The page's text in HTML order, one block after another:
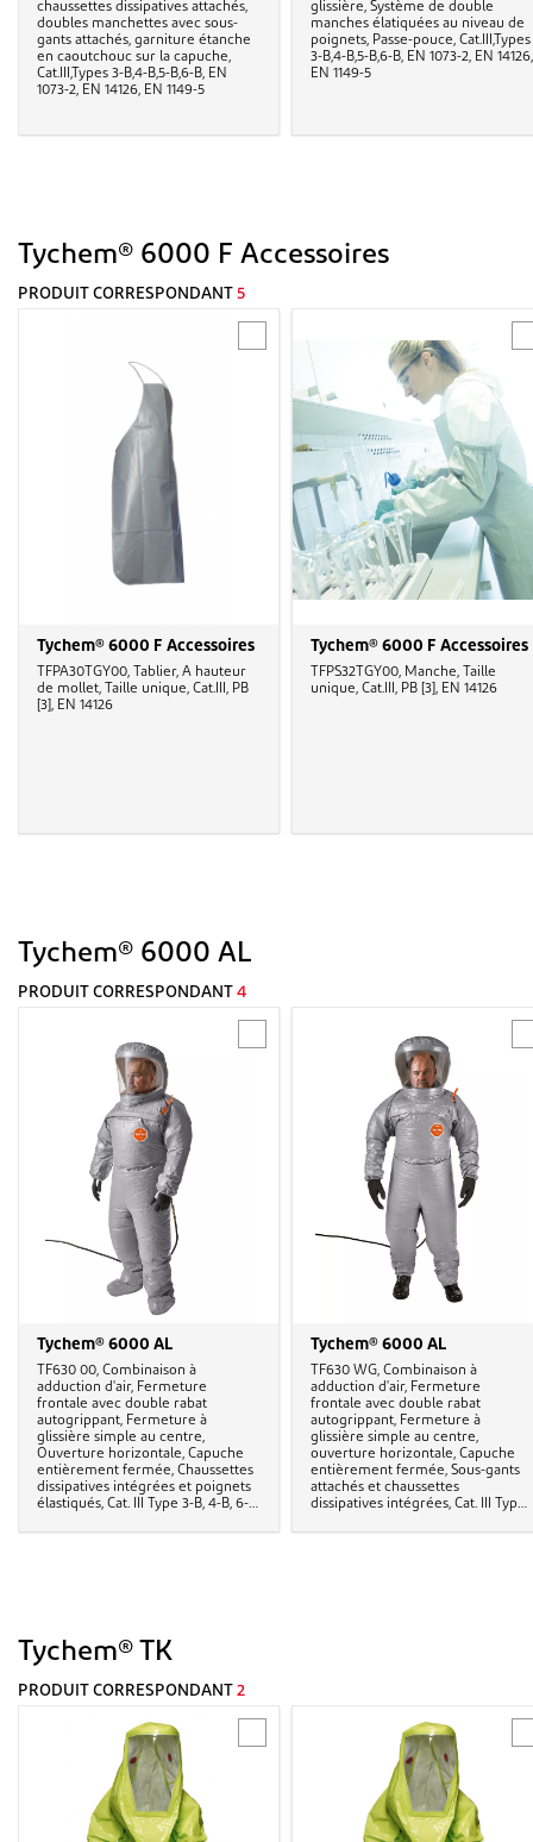
chaussettes dissipatives attachés,
doubles manchettes avec sous-
gants attachés, garniture étanche
en caoutchouc sur la capuche,
Cat.III,Types 3-B,4-B,5-B,6-B, EN
1073-2, EN 14126, EN 1149-5
glissière, Système de double
manches élatiquées au niveau de
poignets, Passe-pouce, Cat.III,Types
3-B,4-B,5-B,6-B, EN 1073-2, EN 14126,
EN 1149-5
Tychem® 6000 F Accessoires
PRODUIT CORRESPONDANT 5
Tychem® 6000 F Accessoires
TFPA30TGY00, Tablier, A hauteur
de mollet, Taille unique, Cat.III, PB
[3], EN 14126
Tychem® 6000 F Accessoires
TFPS32TGY00, Manche, Taille
unique, Cat.III, PB [3], EN 14126
Tychem® 6000 AL
PRODUIT CORRESPONDANT 4
Tychem® 6000 AL
TF630 00, Combinaison à
adduction d'air, Fermeture
frontale avec double rabat
autogrippant, Fermeture à
glissière simple au centre,
Ouverture horizontale, Capuche
entièrement fermée, Chaussettes
dissipatives intégrées et poignets
élastiqués, Cat. III Type 3-B, 4-B, 6-B,
14594
Tychem® 6000 AL
TF630 WG, Combinaison à
adduction d'air, Fermeture
frontale avec double rabat
autogrippant, Fermeture à
glissière simple au centre,
ouverture horizontale, Capuche
entièrement fermée, Sous-gants
attachés et chaussettes
dissipatives intégrées, Cat. III Type
EN 1073-1, EN 14594
Tychem® TK
PRODUIT CORRESPONDANT 2